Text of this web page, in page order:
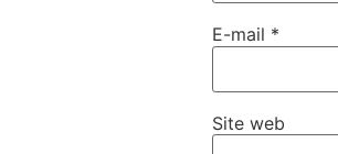
E-mail *
Site web